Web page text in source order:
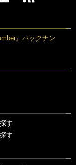
』バックナン
す
す